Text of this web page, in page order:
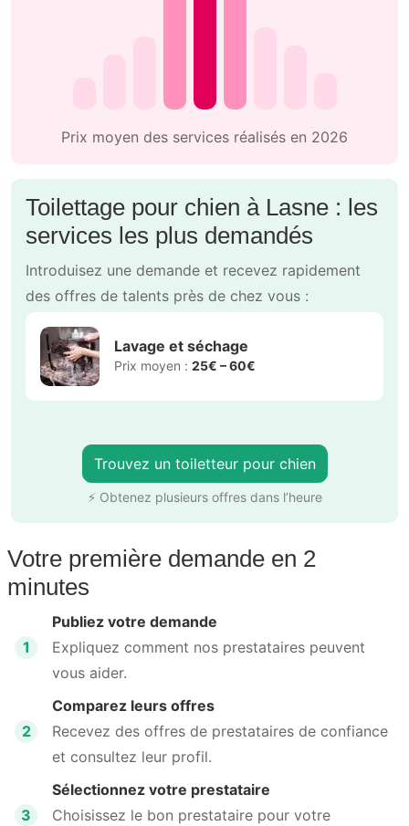
Prix moyen des services réalisés en 2026
Toilettage pour chien à Lasne : les
services les plus demandés
Introduisez une demande et recevez rapidement
des offres de talents près de chez vous :
Lavage et séchage
Prix moyen : 25€ – 60€
Trouvez un toiletteur pour chien
⚡ Obtenez plusieurs offres dans l’heure
Votre première demande en 2
minutes
1
Publiez votre demande
Expliquez comment nos prestataires peuvent
vous aider.
2
Comparez leurs offres
Recevez des offres de prestataires de confiance
et consultez leur profil.
3
Sélectionnez votre prestataire
Choisissez le bon prestataire pour votre